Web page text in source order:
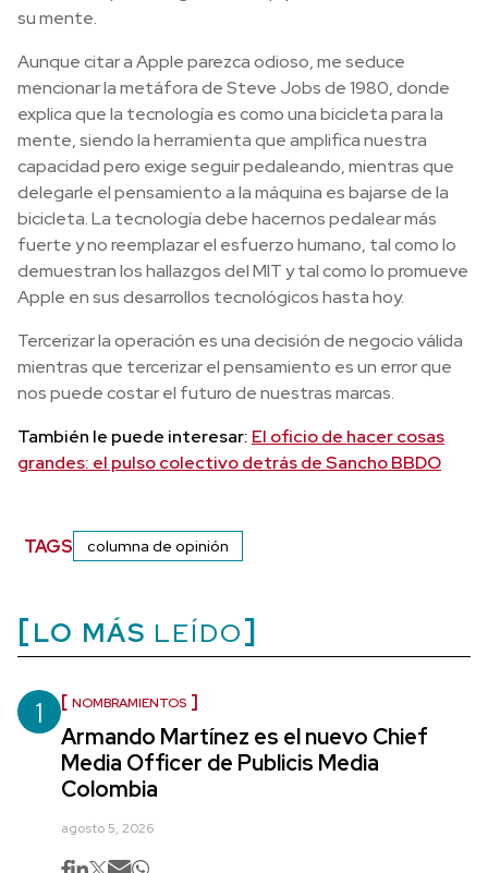
su mente.
Aunque citar a Apple parezca odioso, me seduce
mencionar la metáfora de Steve Jobs de 1980, donde
explica que la tecnología es como una bicicleta para la
mente, siendo la herramienta que amplifica nuestra
capacidad pero exige seguir pedaleando, mientras que
delegarle el pensamiento a la máquina es bajarse de la
bicicleta. La tecnología debe hacernos pedalear más
fuerte y no reemplazar el esfuerzo humano, tal como lo
demuestran los hallazgos del MIT y tal como lo promueve
Apple en sus desarrollos tecnológicos hasta hoy.
Tercerizar la operación es una decisión de negocio válida
mientras que tercerizar el pensamiento es un error que
nos puede costar el futuro de nuestras marcas.
También le puede interesar: El oficio de hacer cosas
grandes: el pulso colectivo detrás de Sancho BBDO
TAGS columna de opinión
LO MÁS LEÍDO
1 NOMBRAMIENTOS
Armando Martínez es el nuevo Chief
Media Officer de Publicis Media
Colombia
agosto 5, 2026